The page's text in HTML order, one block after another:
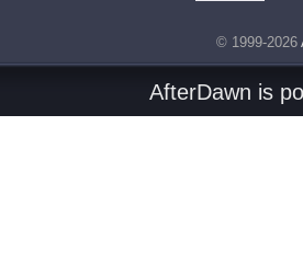
© 1999-2026
AfterDawn is